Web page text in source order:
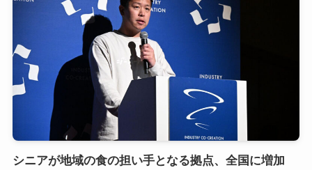
シニアが地域の食の担い手となる拠点、全国に増加